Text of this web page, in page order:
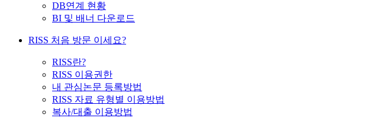
DB연계 현황
BI 및 배너 다운로드
RISS 처음 방문 이세요?
RISS란?
RISS 이용권한
내 관심논문 등록방법
RISS 자료 유형별 이용방법
복사/대출 이용방법